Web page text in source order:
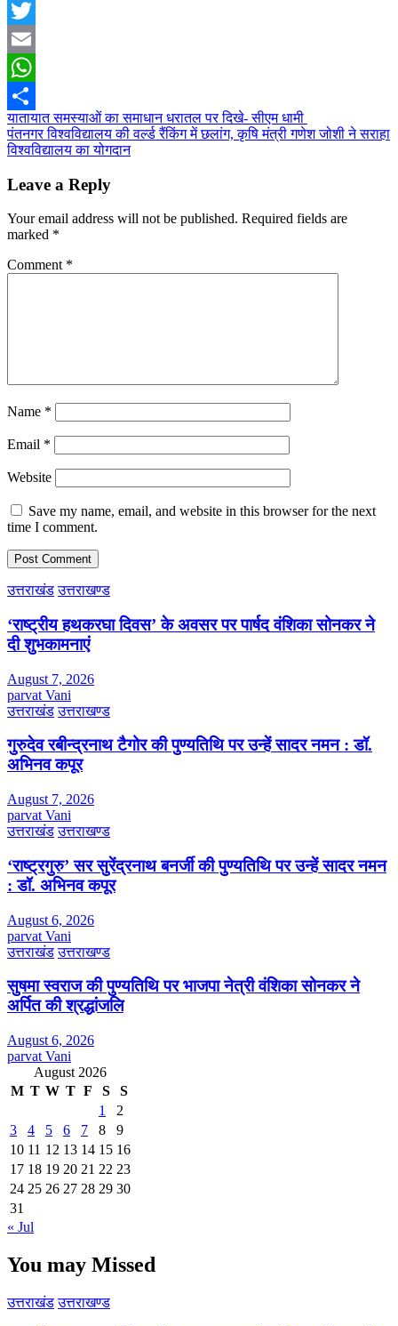
Facebook
Twitter
Email
WhatsApp
Share
Post
navigation
यातायात समस्याओं का समाधान धरातल पर दिखे- सीएम धामी
पंतनगर विश्वविद्यालय की वर्ल्ड रैंकिंग में छलांग, कृषि मंत्री गणेश जोशी ने सराहा
विश्वविद्यालय का योगदान
Leave a Reply
Your email address will not be published. Required fields are
marked *
Comment *
Name *
Email *
Website
Save my name, email, and website in this browser for the next
time I comment.
उत्तराखंड उत्तराखण्ड
‘राष्ट्रीय हथकरघा दिवस’ के अवसर पर पार्षद वंशिका सोनकर ने
दी शुभकामनाएं
August 7, 2026
parvat Vani
उत्तराखंड उत्तराखण्ड
गुरुदेव रबीन्द्रनाथ टैगोर की पुण्यतिथि पर उन्हें सादर नमन : डॉ.
अभिनव कपूर
August 7, 2026
parvat Vani
उत्तराखंड उत्तराखण्ड
‘राष्ट्रगुरु’ सर सुरेंद्रनाथ बनर्जी की पुण्यतिथि पर उन्हें सादर नमन
: डॉ. अभिनव कपूर
August 6, 2026
parvat Vani
उत्तराखंड उत्तराखण्ड
सुषमा स्वराज की पुण्यतिथि पर भाजपा नेत्री वंशिका सोनकर ने
अर्पित की श्रद्धांजलि
August 6, 2026
parvat Vani
August 2026
M T W T F S
S
1
2
3
4 5 6 7 8
9
10 11 12 13 14 15 16
17 18 19 20 21 22 23
24 25 26 27 28 29 30
31
« Jul
You may Missed
उत्तराखंड उत्तराखण्ड